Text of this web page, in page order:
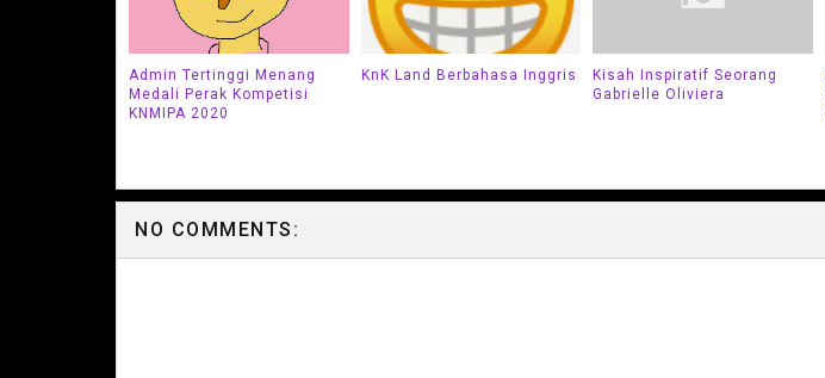
Admin Tertinggi Menang
Medali Perak Kompetisi
KNMIPA 2020
KnK Land Berbahasa Inggris
Kisah Inspiratif Seorang
Gabrielle Oliviera
NO COMMENTS: